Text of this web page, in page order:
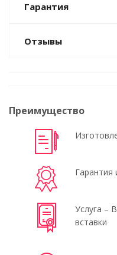
Гарантия
Отзывы
Преимущество
Гарантия
Услуга –
вставки